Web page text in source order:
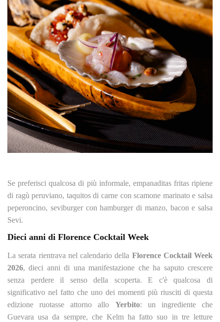
Se preferisci qualcosa di più informale, empanaditas fritas ripiene
di ragù peruviano, taquitos di carne con scamone marinato e salsa
peperoncino, seviburger con hamburger di manzo, bacon e salsa
Sevi.
Dieci anni di Florence Cocktail Week
La serata rientrava nel calendario della Florence Cocktail Week
2026, dieci anni di una manifestazione che ha saputo crescere
senza perdere il senso della scoperta. E c'è qualcosa di
significativo nel fatto che uno dei momenti più riusciti di questa
edizione ruotasse attorno allo Yerbito: un ingrediente che
Guevara usa da sempre, che Kelm ha fatto suo in tre letture